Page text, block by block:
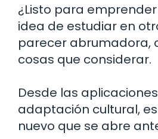
¿Listo para
idea de estudiar en
parecer abrumadora,
cosas que considerar.
Desde las
adaptación cultural,
nuevo que se abre